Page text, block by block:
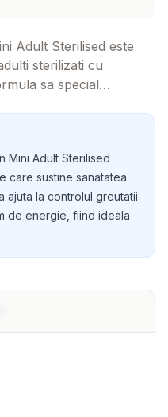
Adult Sterilised este
sterilizati cu
sa special
nutrienti de calitate
si activ.
Mini Adult Sterilised
care sustine sanatatea
ajuta la controlul greutatii
de energie, fiind ideala